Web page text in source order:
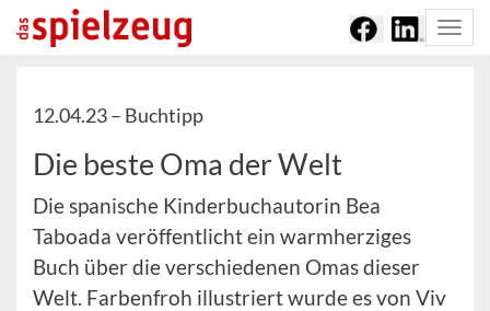
12.04.23 – Buchtipp
Die beste Oma der Welt
Die spanische Kinderbuchautorin Bea
Taboada veröffentlicht ein warmherziges
Buch über die verschiedenen Omas dieser
Welt. Farbenfroh illustriert wurde es von Viv